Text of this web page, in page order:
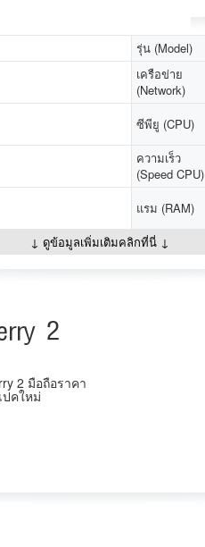
รุ่น (Model)
เครือข่าย
(Network)
ซีพียู (CPU)
ความเร็ว
(Speed CPU)
แรม (RAM)
↓ ดูข้อมูลเพิ่มเติมคลิกที่นี่ ↓
2
2 มือถือราคา
ปคใหม่